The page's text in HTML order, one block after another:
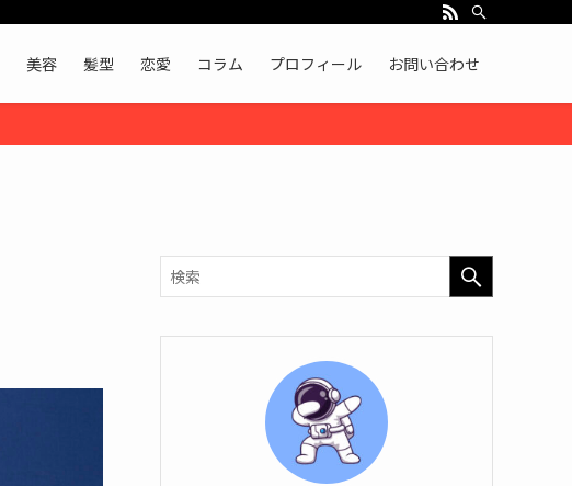
美容 髪型 恋愛 コラム プロフィール お問い合わせ